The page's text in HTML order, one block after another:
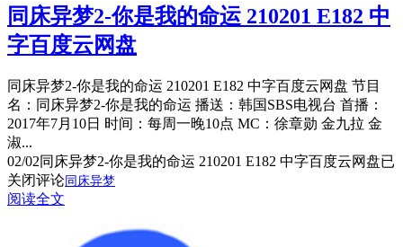
同床异梦2-你是我的命运 210201 E182 中
字百度云网盘
同床异梦2-你是我的命运 210201 E182 中字百度云网盘 节目
名：同床异梦2-你是我的命运 播送：韩国SBS电视台 首播：
2017年7月10日 时间：每周一晚10点 MC：徐章勋 金九拉 金
淑...
02/02同床异梦2-你是我的命运 210201 E182 中字百度云网盘已
关闭评论同床异梦
阅读全文